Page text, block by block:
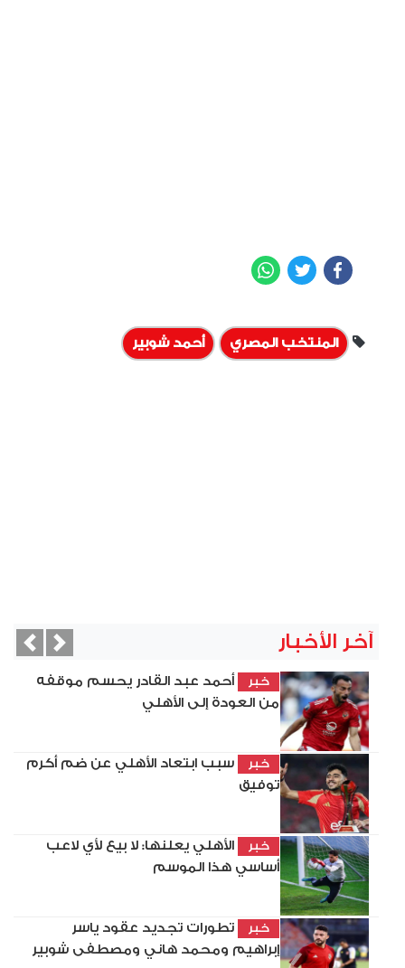
Facebook
Twitter
المنتخب المصري أحمد شوبير
آخر الأخبار
خبر
أحمد عبد القادر يحسم موقفه
من العودة إلى الأهلي
خبر
سبب ابتعاد الأهلي عن ضم أكرم
توفيق
خبر
الأهلي يعلنها: لا بيع لأي لاعب
أساسي هذا الموسم
خبر
تطورات تجديد عقود ياسر
إبراهيم ومحمد هاني ومصطفى شوبير
Next